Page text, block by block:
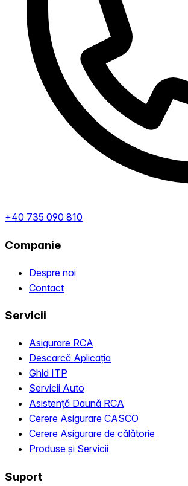
+40 735 090 810
Companie
Despre noi
Contact
Servicii
Asigurare RCA
Descarcă Aplicația
Ghid ITP
Servicii Auto
Asistență Daună RCA
Cerere Asigurare CASCO
Cerere Asigurare de călătorie
Produse și Servicii
Suport